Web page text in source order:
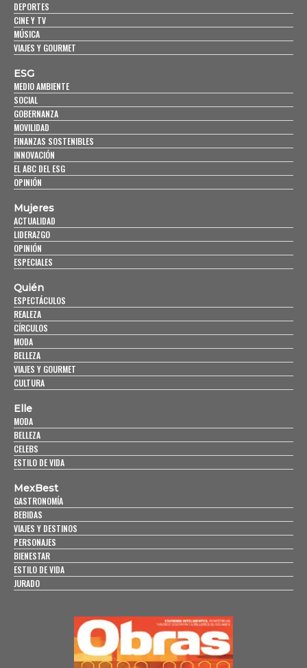
DEPORTES
CINE Y TV
MÚSICA
VIAJES Y GOURMET
ESG
MEDIO AMBIENTE
SOCIAL
GOBERNANZA
MOVILIDAD
FINANZAS SOSTENIBLES
INNOVACIÓN
EL ABC DEL ESG
OPINIÓN
Mujeres
ACTUALIDAD
LIDERAZGO
OPINIÓN
ESPECIALES
Quién
ESPECTÁCULOS
REALEZA
CÍRCULOS
MODA
BELLEZA
VIAJES Y GOURMET
CULTURA
Elle
MODA
BELLEZA
CELEBS
ESTILO DE VIDA
MexBest
GASTRONOMÍA
BEBIDAS
VIAJES Y DESTINOS
PERSONAJES
BIENESTAR
ESTILO DE VIDA
JURADO